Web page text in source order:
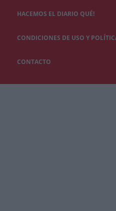
HACEMOS EL DIARIO QUÉ!
CONDICIONES DE USO Y
CONTACTO